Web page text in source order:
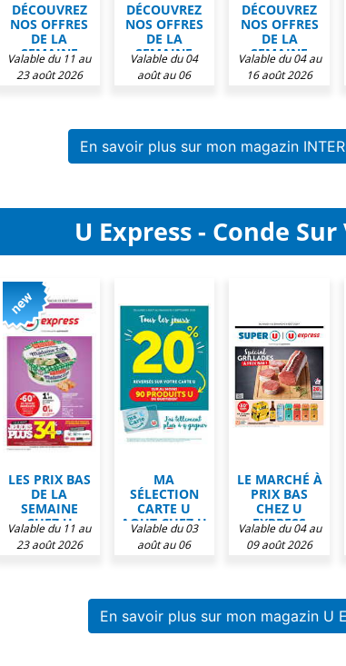
DÉCOUVREZ
NOS OFFRES
DE LA
SEMAINE
CHEZ
INTERMARCHÉ
Valable du 11 au
23 août 2026
DÉCOUVREZ
NOS OFFRES
DE LA
SEMAINE
CHEZ
INTERMARCHÉ
Valable du 04
août au 06
DÉCOUVREZ
NOS OFFRES
DE LA
SEMAINE
CHEZ
INTERMARCHÉ
Valable du 04 au
16 août 2026
En savoir plus sur mon magazin
U Express - Conde
LES PRIX BAS
DE LA
SEMAINE
CHEZ U
EXPRESS
Valable du 11 au
23 août 2026
MA
SÉLECTION
CARTE U
AOUT CHEZ U
EXPRESS
Valable du 03
août au 06
LE MARCHÉ À
PRIX BAS
CHEZ U
EXPRESS
Valable du 04 au
09 août 2026
En savoir plus sur mon magazin U